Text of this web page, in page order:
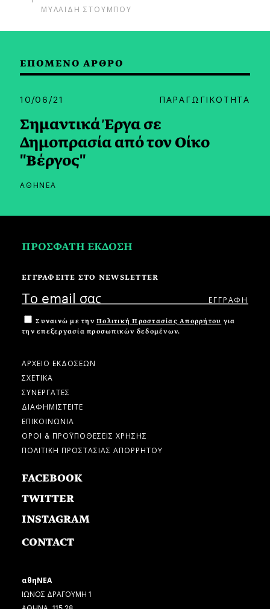
ΜΥΛΑΙΔΗ ΣΤΟΥΜΠΟΥ
ΕΠΟΜΕΝΟ ΑΡΘΡΟ
10/06/21 ΠΑΡΑΓΩΓΙΚΟΤΗΤΑ
Σημαντικά Έργα σε
Δημοπρασία από τον Οίκο
"Βέργος"
ΑΘΗΝΕΑ
ΠΡΟΣΦΑΤΗ ΕΚΔΟΣΗ
ΕΓΓΡΑΦΕΙΤΕ ΣΤΟ NEWSLETTER
Συναινώ με την Πολιτική Προστασίας Απορρήτου για
την επεξεργασία προσωπικών δεδομένων.
ΑΡΧΕΙΟ ΕΚΔΟΣΕΩΝ
ΣΧΕΤΙΚΑ
ΣΥΝΕΡΓΑΤΕΣ
ΔΙΑΦΗΜΙΣΤΕΙΤΕ
ΕΠΙΚΟΙΝΩΝΙΑ
ΟΡΟΙ & ΠΡΟΫΠΟΘΕΣΕΙΣ ΧΡΗΣΗΣ
ΠΟΛΙΤΙΚΗ ΠΡΟΣΤΑΣΙΑΣ ΑΠΟΡΡΗΤΟΥ
FACEBOOK
TWITTER
INSTAGRAM
CONTACT
αθηΝΕΑ
ΙΩΝΟΣ ΔΡΑΓΟΥΜΗ 1